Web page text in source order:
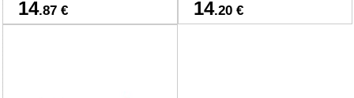
14.87 € 14.20 €